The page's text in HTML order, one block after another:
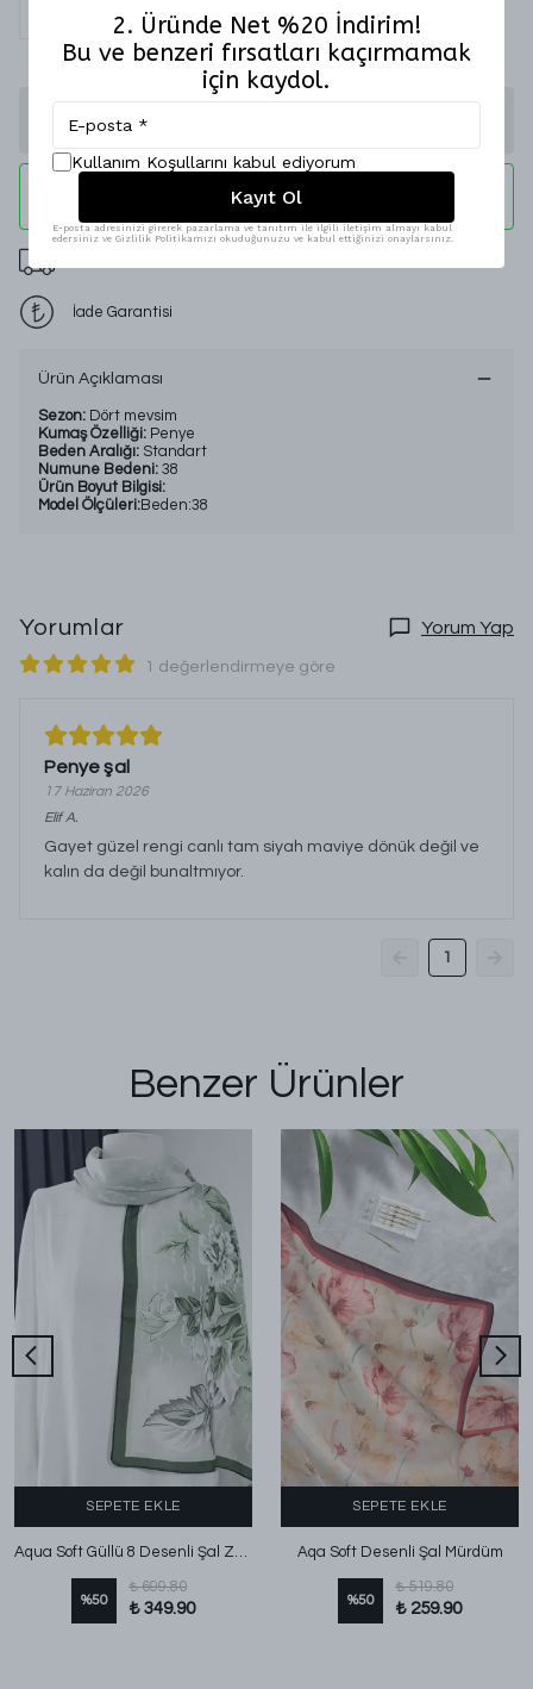
WHATSAPP
İade Garantisi
Ürün Açıklaması
Sezon: Dört mevsim
Kumaş Özelliği: Penye
Beden Aralığı: Standart
Numune Bedeni: 38
Ürün Boyut Bilgisi:
Model Ölçüleri:Beden:38
Yorumlar Yorum Yap
1 değerlendirmeye göre
Penye şal
17 Haziran 2026
Elif A.
Gayet güzel rengi canlı tam siyah maviye dönük değil ve
kalın da değil bunaltmıyor.
1
Benzer Ürünler
SEPETE EKLE
Aqua Soft Güllü 8 Desenli Şal Zümrüt
%50
₺ 699.80
₺ 349.90
SEPETE EKLE
Aqa Soft Desenli Şal Mürdüm
%50
₺ 519.80
₺ 259.90
2. Üründe Net %20 İndirim!
Bu ve benzeri fırsatları kaçırmamak
için kaydol.
Kullanım Koşullarını kabul ediyorum
Kayıt Ol
E-posta adresinizi girerek pazarlama ve tanıtım ile ilgili iletişim almayı kabul
edersiniz ve Gizlilik Politikamızı okuduğunuzu ve kabul ettiğinizi onaylarsınız.